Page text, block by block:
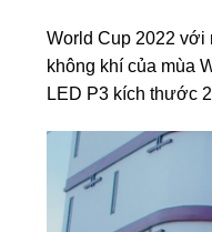
World Cup 2022 với
không khí của mùa
LED P3 kích thước